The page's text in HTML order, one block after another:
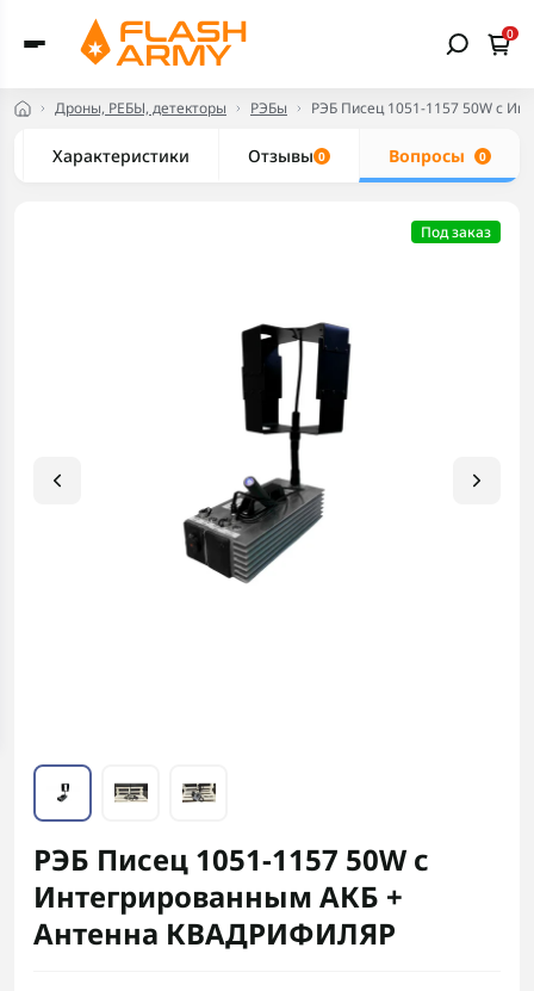
0
Дроны, РЕБЫ, детекторы РЭБы РЭБ Писец 1051-1157 50W с
Характеристики Отзывы 0 Вопросы 0
Под заказ
РЭБ Писец 1051-1157 50W с
Интегрированным АКБ +
Антенна КВАДРИФИЛЯР